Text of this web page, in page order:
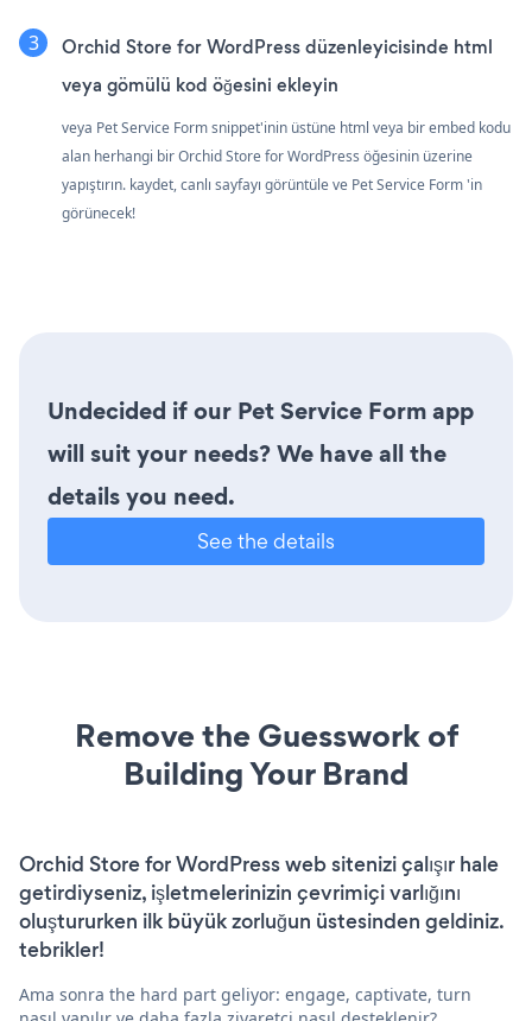
Orchid Store for WordPress düzenleyicisinde html
veya gömülü kod öğesini ekleyin
veya Pet Service Form snippet'inin üstüne html veya bir embed kodu
alan herhangi bir Orchid Store for WordPress öğesinin üzerine
yapıştırın. kaydet, canlı sayfayı görüntüle ve Pet Service Form 'in
görünecek!
Undecided if our Pet Service Form app
will suit your needs? We have all the
details you need.
See the details
Remove the Guesswork of
Building Your Brand
Orchid Store for WordPress web sitenizi çalışır hale
getirdiyseniz, işletmelerinizin çevrimiçi varlığını
oluştururken ilk büyük zorluğun üstesinden geldiniz.
tebrikler!
Ama sonra the hard part geliyor: engage, captivate, turn